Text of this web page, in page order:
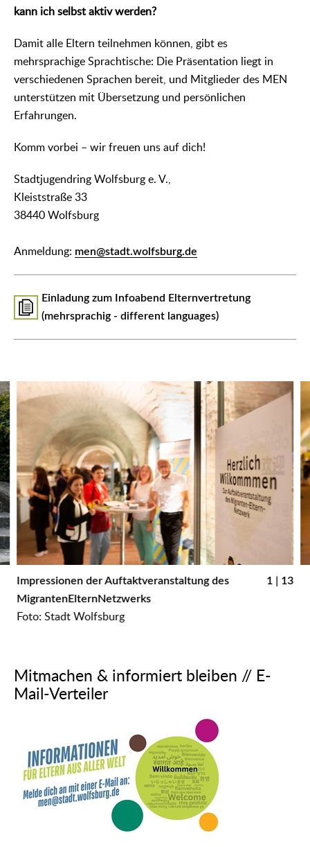
kann ich selbst aktiv werden?
Damit alle Eltern teilnehmen können, gibt es
mehrsprachige Sprachtische: Die Präsentation liegt in
verschiedenen Sprachen bereit, und Mitglieder des MEN
unterstützen mit Übersetzung und persönlichen
Erfahrungen.
Komm vorbei – wir freuen uns auf dich!
Stadtjugendring Wolfsburg e. V.,
Kleiststraße 33
38440 Wolfsburg
Anmeldung: men@stadt.wolfsburg.de
Einladung zum Infoabend Elternvertretung
(mehrsprachig - different languages)
Impressionen der Auftaktveranstaltung des
MigrantenElternNetzwerks
Foto: Stadt Wolfsburg
1 | 13
Mitmachen & informiert bleiben // E-
Mail-Verteiler